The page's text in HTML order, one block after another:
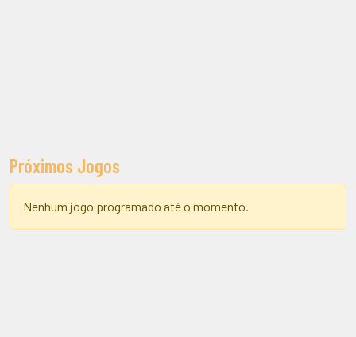
Próximos Jogos
Nenhum jogo programado até o momento.